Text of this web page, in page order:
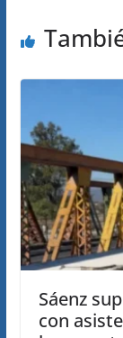
Sáenz
con